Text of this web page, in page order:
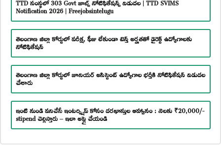
Notification 2026 | Freejobsintelugu
తెలంగాణ జిల్లా కోర్టులో పరీక్ష, ఫీజు లేకుండా టెన్త్ అర్హతతో డైరెక్ట్ ఉద్యోగాలకు
నోటిఫికేషన్
తెలంగాణ జిల్లా కోర్టులో జూనియర్ అసిస్టెంట్ ఉద్యోగాల భర్తీకి నోటిఫికేషన్ విడుదల
చేశారు
ఇంటి నుండి పనిచేసే ఇంటర్న్షిప్ కోసం దరఖాస్తుల ఆహ్వానం : నెలకు ₹20,000/-
stipend చెల్లిస్తారు – ఇలా అప్లై చేయండి